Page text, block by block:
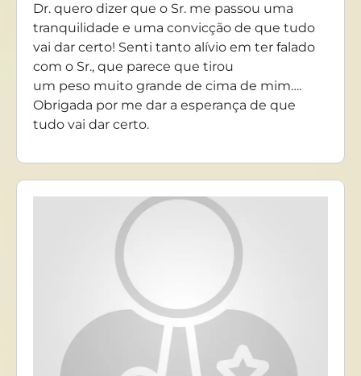
Dr. quero dizer que o Sr. me passou uma
tranquilidade e uma convicção de que tudo
vai dar certo! Senti tanto alívio em ter falado
com o Sr., que parece que tirou
um peso muito grande de cima de mim….
Obrigada por me dar a esperança de que
tudo vai dar certo.